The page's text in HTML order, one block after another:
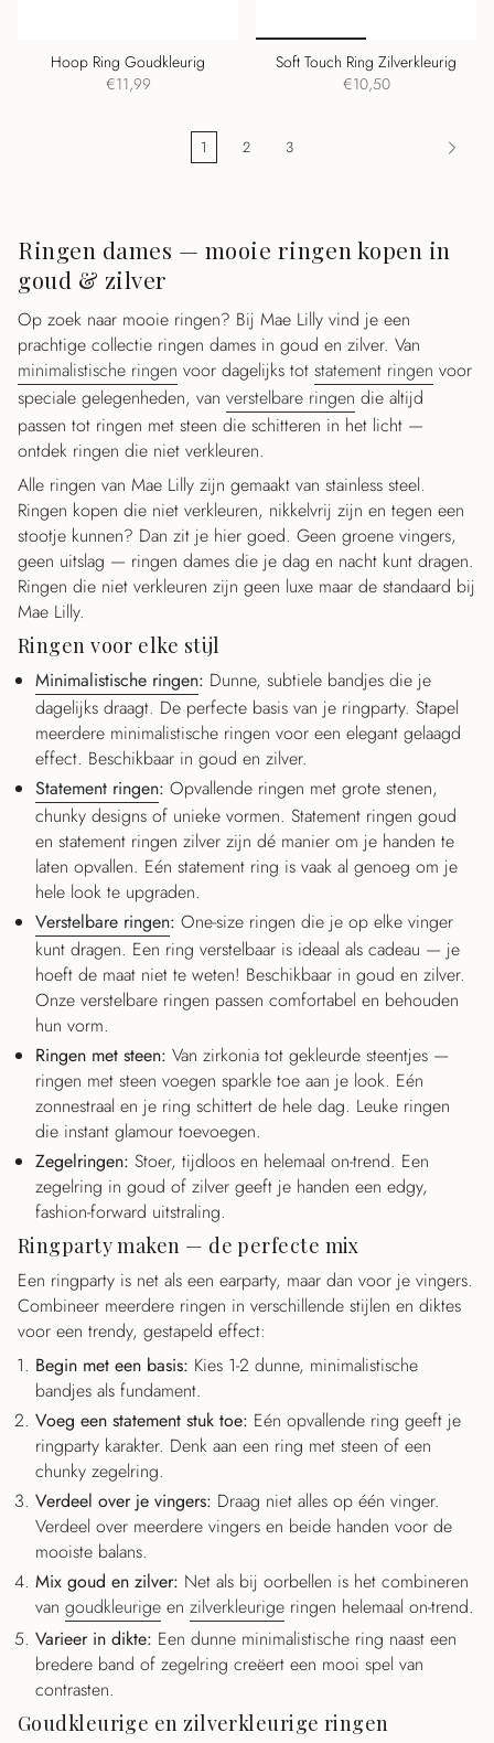
Hoop Ring Goudkleurig
€11,99
Soft Touch Ring Zilverkleurig
€10,50
1 2 3
Ringen dames — mooie ringen kopen in
goud & zilver
Op zoek naar mooie ringen? Bij Mae Lilly vind je een
prachtige collectie ringen dames in goud en zilver. Van
minimalistische ringen voor dagelijks tot statement ringen voor
speciale gelegenheden, van verstelbare ringen die altijd
passen tot ringen met steen die schitteren in het licht —
ontdek ringen die niet verkleuren.
Alle ringen van Mae Lilly zijn gemaakt van stainless steel.
Ringen kopen die niet verkleuren, nikkelvrij zijn en tegen een
stootje kunnen? Dan zit je hier goed. Geen groene vingers,
geen uitslag — ringen dames die je dag en nacht kunt dragen.
Ringen die niet verkleuren zijn geen luxe maar de standaard bij
Mae Lilly.
Ringen voor elke stijl
Minimalistische ringen: Dunne, subtiele bandjes die je
dagelijks draagt. De perfecte basis van je ringparty. Stapel
meerdere minimalistische ringen voor een elegant gelaagd
effect. Beschikbaar in goud en zilver.
Statement ringen: Opvallende ringen met grote stenen,
chunky designs of unieke vormen. Statement ringen goud
en statement ringen zilver zijn dé manier om je handen te
laten opvallen. Eén statement ring is vaak al genoeg om je
hele look te upgraden.
Verstelbare ringen: One-size ringen die je op elke vinger
kunt dragen. Een ring verstelbaar is ideaal als cadeau — je
hoeft de maat niet te weten! Beschikbaar in goud en zilver.
Onze verstelbare ringen passen comfortabel en behouden
hun vorm.
Ringen met steen: Van zirkonia tot gekleurde steentjes —
ringen met steen voegen sparkle toe aan je look. Eén
zonnestraal en je ring schittert de hele dag. Leuke ringen
die instant glamour toevoegen.
Zegelringen: Stoer, tijdloos en helemaal on-trend. Een
zegelring in goud of zilver geeft je handen een edgy,
fashion-forward uitstraling.
Ringparty maken — de perfecte mix
Een ringparty is net als een earparty, maar dan voor je vingers.
Combineer meerdere ringen in verschillende stijlen en diktes
voor een trendy, gestapeld effect:
Begin met een basis: Kies 1-2 dunne, minimalistische
bandjes als fundament.
Voeg een statement stuk toe: Eén opvallende ring geeft je
ringparty karakter. Denk aan een ring met steen of een
chunky zegelring.
Verdeel over je vingers: Draag niet alles op één vinger.
Verdeel over meerdere vingers en beide handen voor de
mooiste balans.
Mix goud en zilver: Net als bij oorbellen is het combineren
van goudkleurige en zilverkleurige ringen helemaal on-trend.
Varieer in dikte: Een dunne minimalistische ring naast een
bredere band of zegelring creëert een mooi spel van
contrasten.
Goudkleurige en zilverkleurige ringen